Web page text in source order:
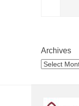
Archives
Archives